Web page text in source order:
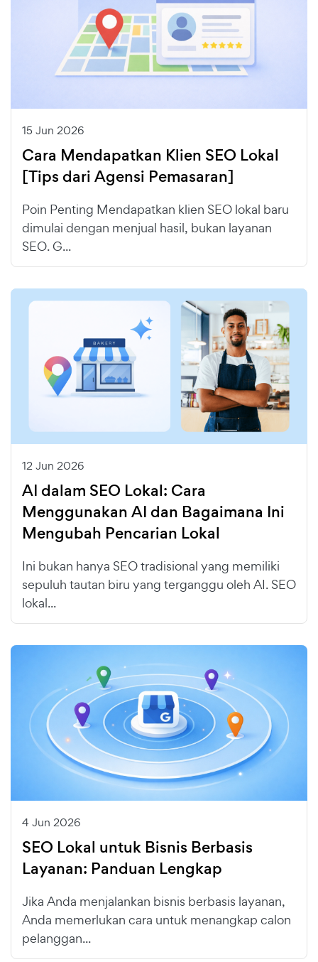
15 Jun 2026
Cara Mendapatkan Klien SEO Lokal
[Tips dari Agensi Pemasaran]
Poin Penting Mendapatkan klien SEO lokal baru
dimulai dengan menjual hasil, bukan layanan
SEO. G...
12 Jun 2026
AI dalam SEO Lokal: Cara
Menggunakan AI dan Bagaimana Ini
Mengubah Pencarian Lokal
Ini bukan hanya SEO tradisional yang memiliki
sepuluh tautan biru yang terganggu oleh AI. SEO
lokal...
4 Jun 2026
SEO Lokal untuk Bisnis Berbasis
Layanan: Panduan Lengkap
Jika Anda menjalankan bisnis berbasis layanan,
Anda memerlukan cara untuk menangkap calon
pelanggan...